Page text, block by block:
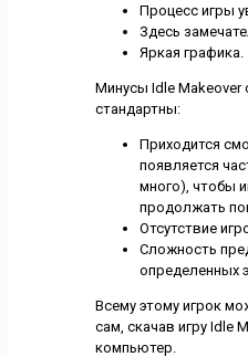
Процесс игры
Здесь
Яркая графика.
Минусы Idle Makeover
стандартны:
Приходится
появляется
много), чтобы
продолжать
Отсутствие
Сложность
определенных
Всему этому игрок
сам, скачав игру Idle
компьютер.